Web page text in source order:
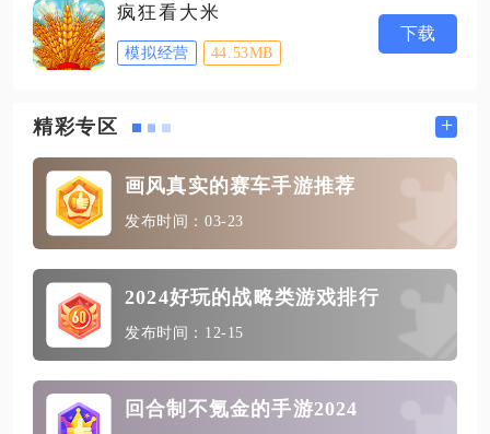
疯狂看大米
模拟经营 44.53MB
下载
精彩专区 +
画风真实的赛车手游推荐
发布时间：03-23
2024好玩的战略类游戏排行
发布时间：12-15
回合制不氪金的手游2024